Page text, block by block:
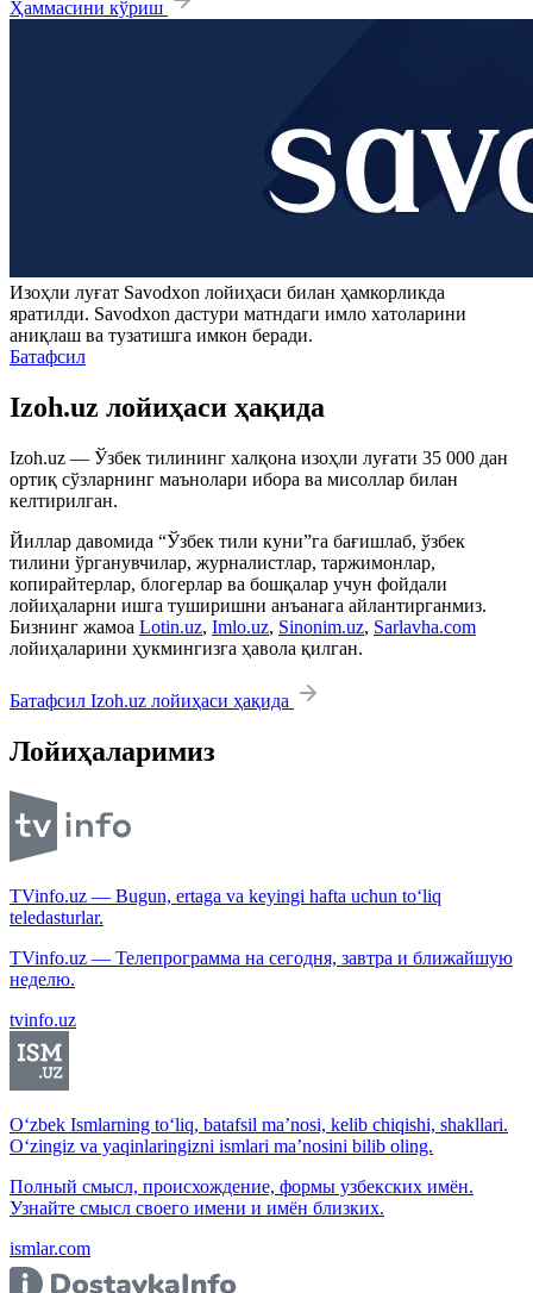
Ҳаммасини кўриш
Изоҳли луғат Savodxon лойиҳаси билан ҳамкорликда
яратилди. Savodxon дастури матндаги имло хатоларини
аниқлаш ва тузатишга имкон беради.
Батафсил
Izoh.uz лойиҳаси ҳақида
Izoh.uz — Ўзбек тилининг халқона изоҳли луғати 35 000 дан
ортиқ сўзларнинг маънолари ибора ва мисоллар билан
келтирилган.
Йиллар давомида “Ўзбек тили куни”га бағишлаб, ўзбек
тилини ўрганувчилар, журналистлар, таржимонлар,
копирайтерлар, блогерлар ва бошқалар учун фойдали
лойиҳаларни ишга туширишни анъанага айлантирганмиз.
Бизнинг жамоа Lotin.uz, Imlo.uz, Sinonim.uz, Sarlavha.com
лойиҳаларини ҳукмингизга ҳавола қилган.
Батафсил Izoh.uz лойиҳаси ҳақида
Лойиҳаларимиз
TVinfo.uz — Bugun, ertaga va keyingi hafta uchun to‘liq
teledasturlar.
TVinfo.uz — Телепрограмма на сегодня, завтра и ближайшую
неделю.
tvinfo.uz
O‘zbek Ismlarning to‘liq, batafsil ma’nosi, kelib chiqishi, shakllari.
O‘zingiz va yaqinlaringizni ismlari ma’nosini bilib oling.
Полный смысл, происхождение, формы узбекских имён.
Узнайте смысл своего имени и имён близких.
ismlar.com